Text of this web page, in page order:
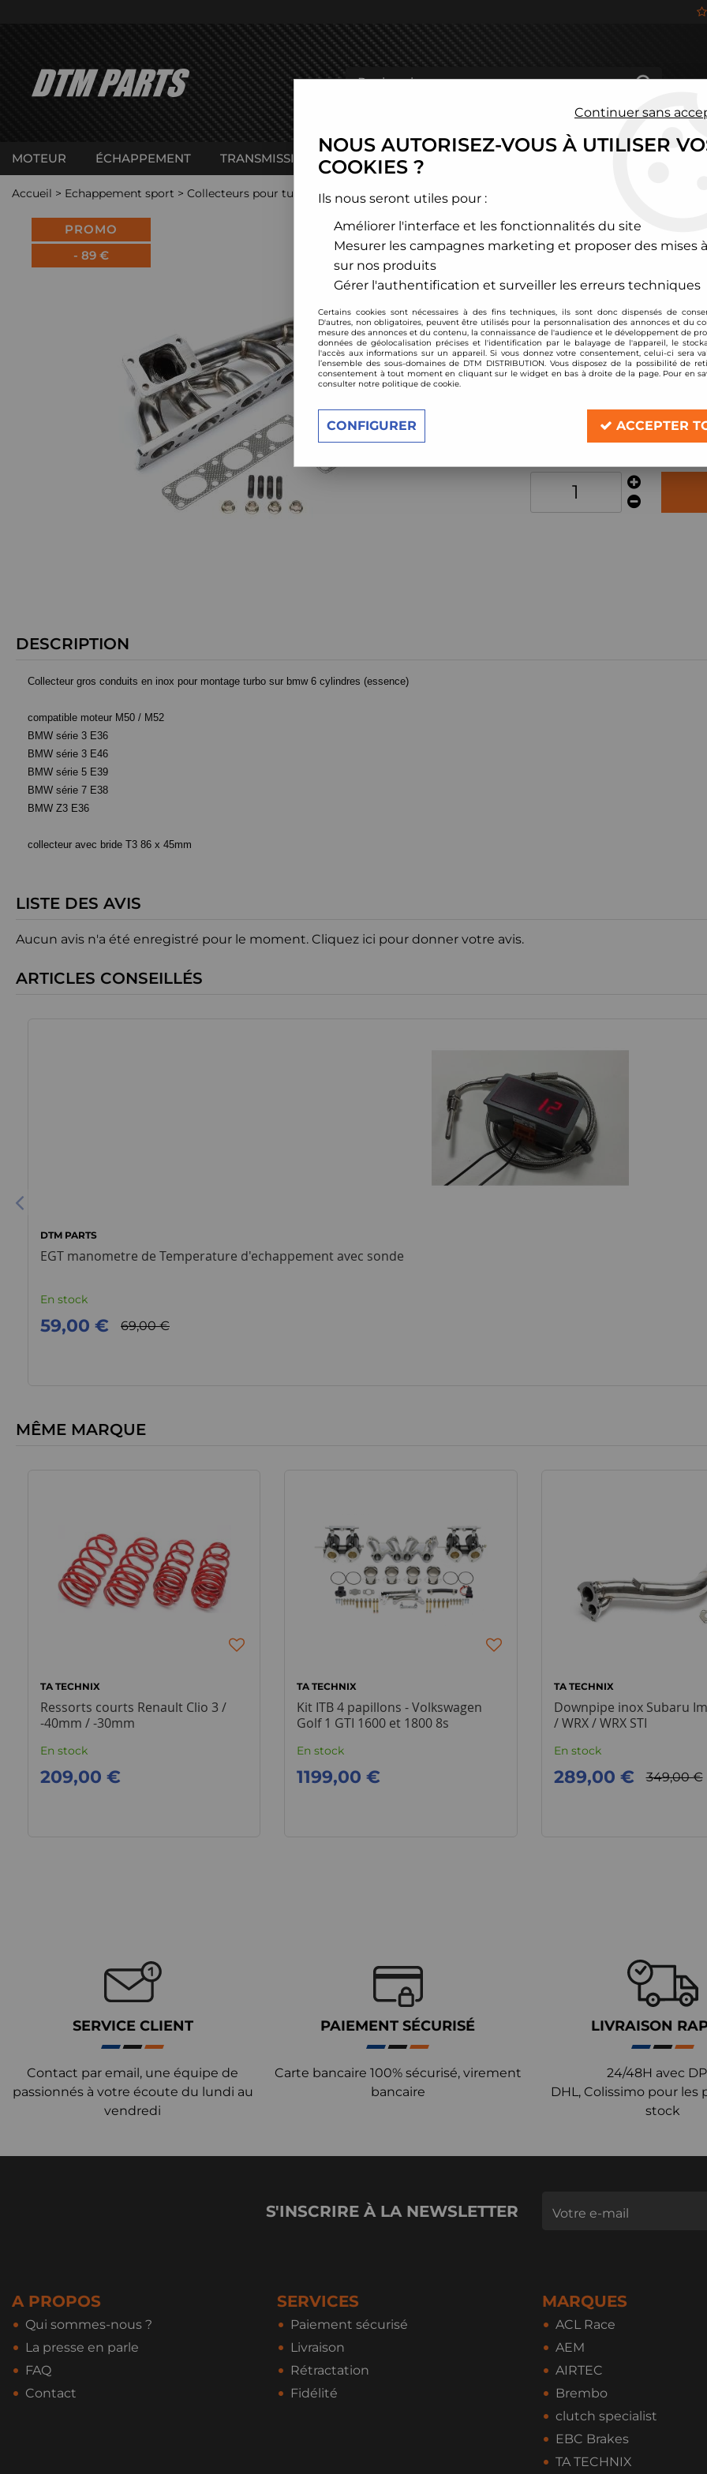
MOTEUR ÉCHAPPEMENT TRANSMISSION CHÂSSIS
Accueil > Echappement sport > Collecteurs pour turbo >BMW > Z3 >Collecteur inox pour turbo BMW E36 / E46 / E39 / E38
PROMO
- 89 €
TA TECHNIX
Collecteur inox
Soyez le premier à
210,00 €TTC au
Réf. :77BM001-
Collecteur gros conduits en inox pour
Description
En stock
DESCRIPTION
Collecteur gros conduits en inox pour montage turbo sur bmw 6 cylindres (essence)
compatible moteur M50 / M52
BMW série 3 E36
BMW série 3 E46
BMW série 5 E39
BMW série 7 E38
BMW Z3 E36
collecteur avec bride T3 86 x 45mm
LISTE DES AVIS
Aucun avis n'a été enregistré pour le moment. Cliquez ici pour donner votre avis.
ARTICLES CONSEILLÉS
DTM PARTS
EGT manometre de Temperature d'echappement avec sonde
En stock
69,00 €
59,00 €
MÊME MARQUE
TA TECHNIX
Ressorts courts Renault Clio 3 /
-40mm / -30mm
En stock
209,00 €
TA TECHNIX
Kit ITB 4 papillons - Volkswagen
Golf 1 GTI 1600 et 1800 8s
En stock
1199,00 €
TA TECHNIX
Downpipe inox Subaru
/ WRX / WRX STI
En stock
349,00 €
289,00 €
SERVICE CLIENT
Contact par email, une équipe de
passionnés à votre écoute du lundi au
vendredi
PAIEMENT SÉCURISÉ
Carte bancaire 100% sécurisé, virement
bancaire
LIVRAISON
24/48H avec
DHL, Colissimo pour les
stock
S'INSCRIRE À LA NEWSLETTER
A PROPOS
Qui sommes-nous ?
La presse en parle
FAQ
Contact
SERVICES
Paiement sécurisé
Livraison
Rétractation
Fidélité
MARQUES
ACL Race
AEM
AIRTEC
Brembo
clutch specialist
EBC Brakes
TA TECHNIX
Continuer sans
NOUS AUTORISEZ-VOUS À UTILISER
COOKIES ?
Ils nous seront utiles pour :
Améliorer l'interface et les fonctionnalités du site
Mesurer les campagnes marketing et proposer des mises
sur nos produits
Gérer l'authentification et surveiller les erreurs techniques
Certains cookies sont nécessaires à des fins techniques, ils sont donc dispensés de
D'autres, non obligatoires, peuvent être utilisés pour la personnalisation des annonces et du
mesure des annonces et du contenu, la connaissance de l'audience et le développement de
données de géolocalisation précises et l'identification par le balayage de l'appareil, le
l'accès aux informations sur un appareil. Si vous donnez votre consentement, celui-ci sera
l’ensemble des sous-domaines de DTM DISTRIBUTION. Vous disposez de la possibilité de
consentement à tout moment en cliquant sur le widget en bas à droite de la page. Pour en
consulter notre politique de cookie.
CONFIGURER ACCEPTER